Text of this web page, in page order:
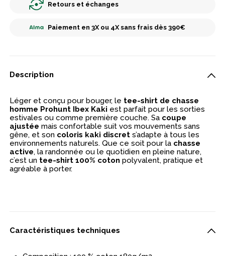
Retours et échanges
Paiement en 3X ou 4X sans frais dès 390€
Description
Léger et conçu pour bouger, le tee-shirt de chasse
homme Prohunt Ibex Kaki est parfait pour les sorties
estivales ou comme première couche. Sa coupe
ajustée mais confortable suit vos mouvements sans
gêne, et son coloris kaki discret s’adapte à tous les
environnements naturels. Que ce soit pour la chasse
active, la randonnée ou le quotidien en pleine nature,
c’est un tee-shirt 100% coton polyvalent, pratique et
agréable à porter.
Caractéristiques techniques